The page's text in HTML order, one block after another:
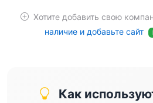
Хотите добавить свою
наличие и добавьте сайт
Как